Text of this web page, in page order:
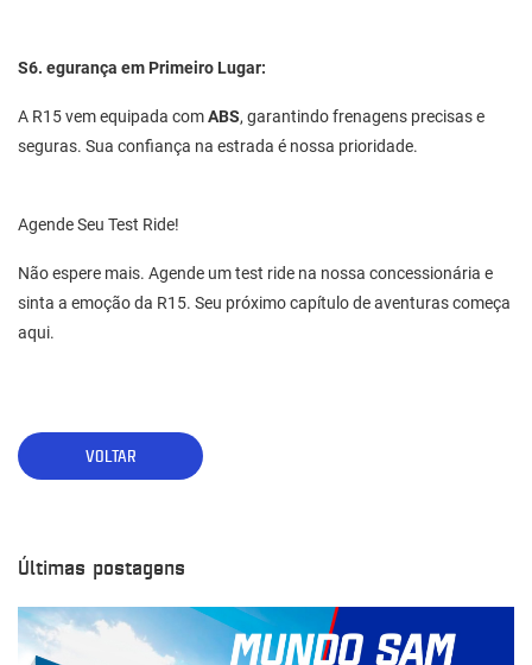
S6. egurança em Primeiro Lugar:
A R15 vem equipada comABS, garantindo frenagens precisas e
seguras. Sua confiança na estrada é nossa prioridade.
Agende Seu Test Ride!
Não espere mais. Agende um test ride na nossa concessionária e
sinta a emoção da R15. Seu próximo capítulo de aventuras começa
aqui.
VOLTAR
Últimas postagens